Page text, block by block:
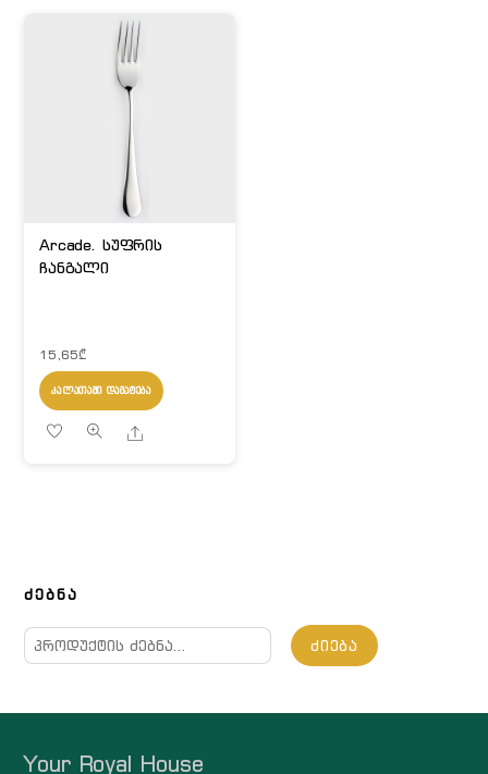
Arcade. სუფრის
ჩანგალი
15,65₾
ᲙᲐᲚᲐᲗᲐᲨᲘ ᲓᲐᲛᲐᲢᲔᲑᲐ
Share
ᲫᲔᲑᲜᲐ
ძებნა:
ᲫᲘᲔᲑᲐ
Your Royal House